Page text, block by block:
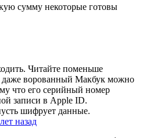
сумму некоторые готовы
Читайте поменьше
даже ворованный Макбук можно
что его серийный номер
записи в Apple ID.
шифрует данные.
назад